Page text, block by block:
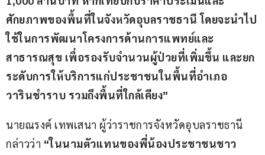
ศักยภาพของพื้นที่ในจังหวัดอุบลราชธานี โดยจะนำไป
ใช้ในการพัฒนาโครงการด้านการแพทย์และ
สาธารณสุข เพื่อรองรับจำนวนผู้ป่วยที่เพิ่มขึ้น และยก
ระดับการให้บริการแก่ประชาชนในพื้นที่อำเภอ
วารินชำราบ รวมถึงพื้นที่ใกล้เคียง”
นายณรงค์ เทพเสนา ผู้ว่าราชการจังหวัดอุบลราชธานี
กล่าวว่า “ในนามตัวแทนของพี่น้องประชาชนชาว